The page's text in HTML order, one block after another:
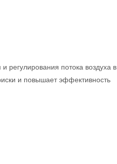
потока воздуха в
и повышает эффективность